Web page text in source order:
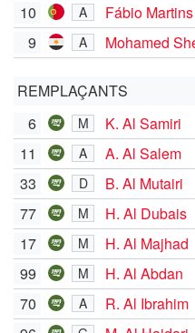
10 A Fábio Martins
9 A Mohamed
REMPLAÇANTS
6
M K. Al Samiri
11 A A. Al Salem
33 D B. Al Mutairi
77 M H. Al Dubais
17 M
H. Al Majhad
99
M
H. Al Abdan
70
A
R. Al Ibrahim